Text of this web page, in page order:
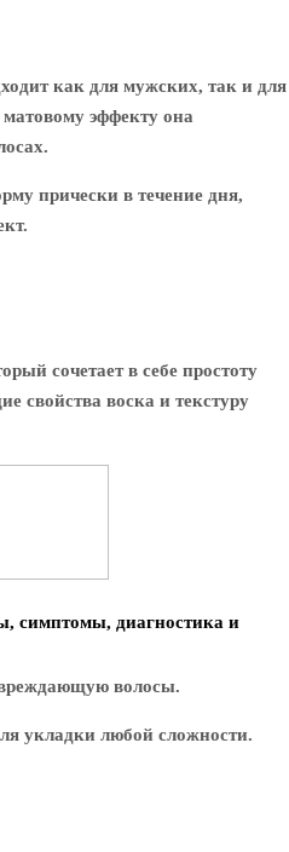
как для мужских, так и для
эффекту она
прически в течение дня,
сочетает в себе простоту
свойства воска и текстуру
симптомы, диагностика и
волосы.
укладки любой сложности.